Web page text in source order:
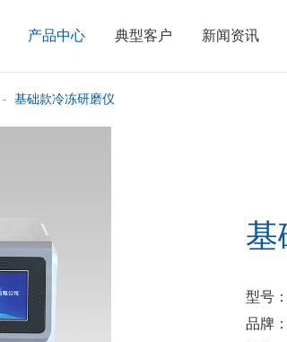
产品中心 典型客户 新闻资讯
基础款冷冻研磨仪
基
型号
品牌